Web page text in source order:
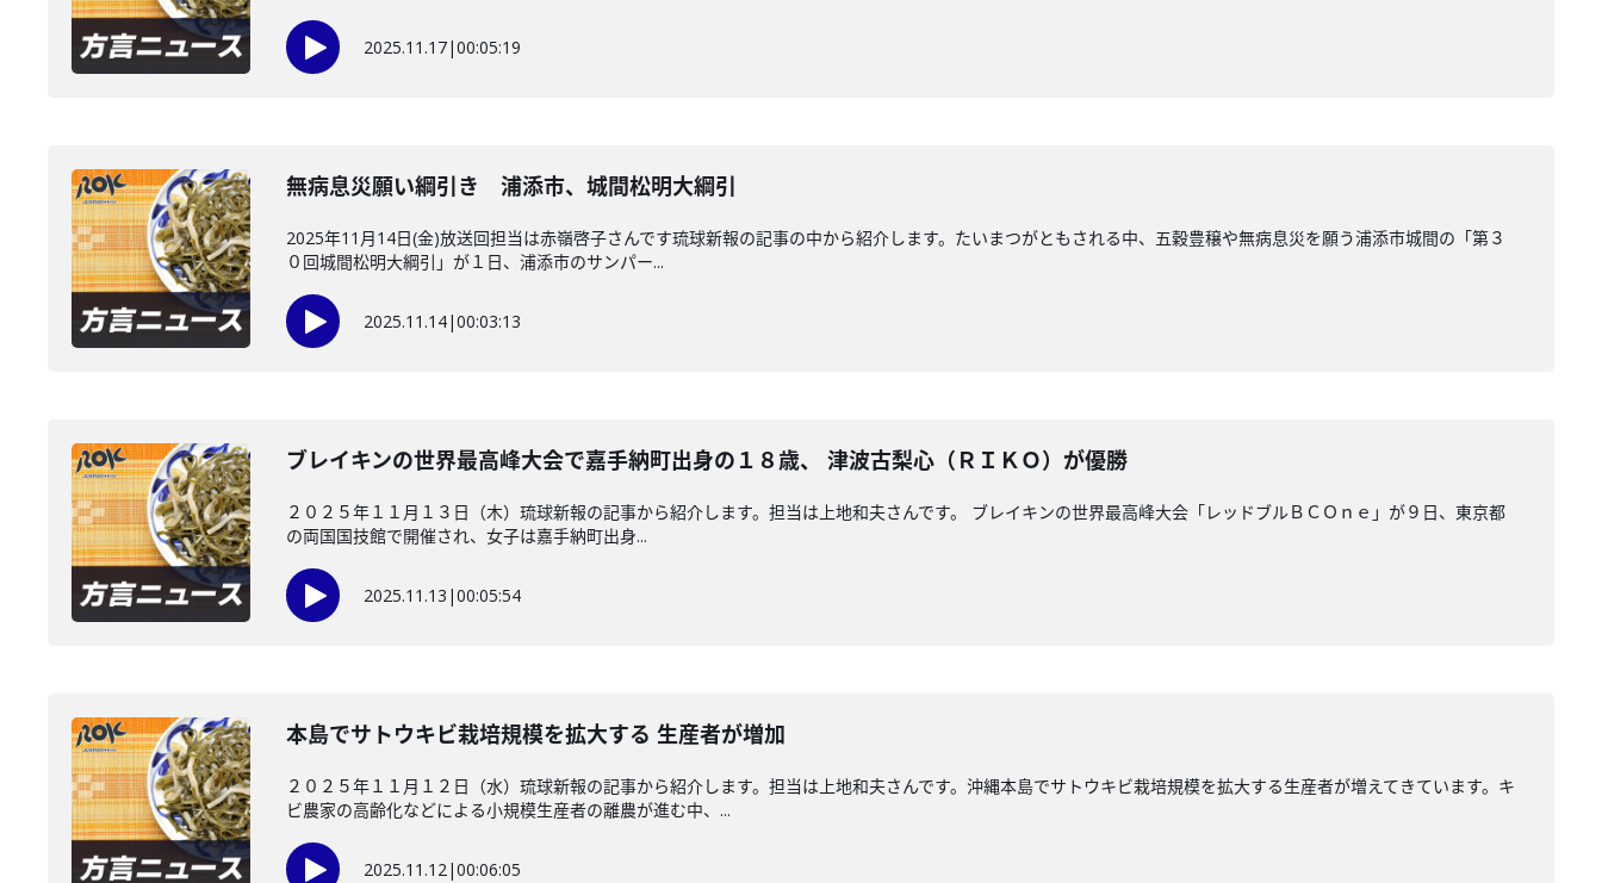
2025.11.17|00:05:19
無病息災願い綱引き 浦添市、城間松明大綱引
2025年11月14日(金)放送回担当は赤嶺啓子さんです琉球新報の記事の中から紹介します。たいまつがともされる中、五穀豊穣や無病息災を願う浦添市城間の「第３
０回城間松明大綱引」が１日、浦添市のサンパー...
2025.11.14|00:03:13
ブレイキンの世界最高峰大会で嘉手納町出身の１８歳、 津波古梨心（ＲＩＫＯ）が優勝
２０２５年１１月１３日（木）琉球新報の記事から紹介します。担当は上地和夫さんです。 ブレイキンの世界最高峰大会「レッドブルＢＣＯｎｅ」が９日、東京都
の両国国技館で開催され、女子は嘉手納町出身...
2025.11.13 |00:05:54
本島でサトウキビ栽培規模を拡大する 生産者が増加
２０２５年１１月１２日（水）琉球新報の記事から紹介します。担当は上地和夫さんです。沖縄本島でサトウキビ栽培規模を拡大する生産者が増えてきています。キ
ビ農家の高齢化などによる小規模生産者の離農が進む中、...
2025.11.12|00:06:05